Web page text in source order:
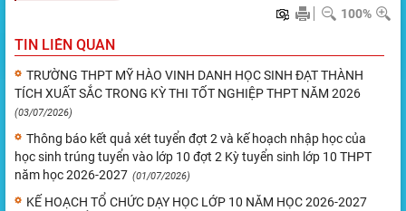
100%
TIN LIÊN QUAN
TRƯỜNG THPT MỸ HÀO VINH DANH HỌC SINH ĐẠT THÀNH
TÍCH XUẤT SẮC TRONG KỲ THI TỐT NGHIỆP THPT NĂM 2026
(03/07/2026)
Thông báo kết quả xét tuyển đợt 2 và kế hoạch nhập học của
học sinh trúng tuyển vào lớp 10 đợt 2 Kỳ tuyển sinh lớp 10 THPT
năm học 2026-2027 (01/07/2026)
KẾ HOẠCH TỔ CHỨC DẠY HỌC LỚP 10 NĂM HỌC 2026-2027